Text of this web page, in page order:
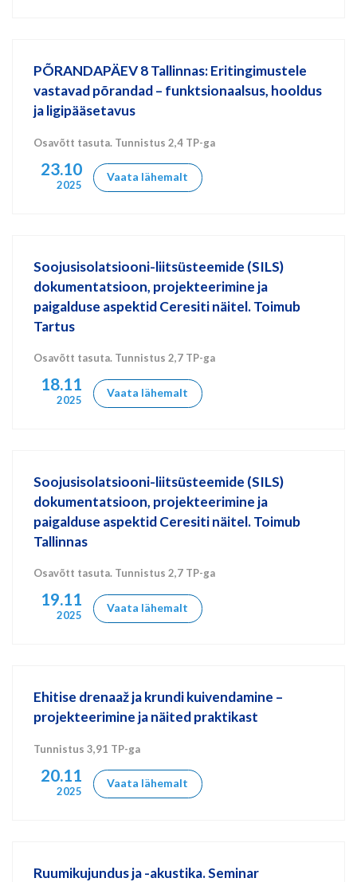
PÕRANDAPÄEV 8 Tallinnas: Eritingimustele
vastavad põrandad – funktsionaalsus, hooldus
ja ligipääsetavus
Osavõtt tasuta. Tunnistus 2,4 TP-ga
23.10
2025
Vaata lähemalt
Soojusisolatsiooni-liitsüsteemide (SILS)
dokumentatsioon, projekteerimine ja
paigalduse aspektid Ceresiti näitel. Toimub
Tartus
Osavõtt tasuta. Tunnistus 2,7 TP-ga
18.11
2025
Vaata lähemalt
Soojusisolatsiooni-liitsüsteemide (SILS)
dokumentatsioon, projekteerimine ja
paigalduse aspektid Ceresiti näitel. Toimub
Tallinnas
Osavõtt tasuta. Tunnistus 2,7 TP-ga
19.11
2025
Vaata lähemalt
Ehitise drenaaž ja krundi kuivendamine –
projekteerimine ja näited praktikast
Tunnistus 3,91 TP-ga
20.11
2025
Vaata lähemalt
Ruumikujundus ja -akustika. Seminar